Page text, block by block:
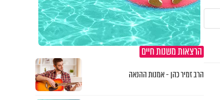
הרצאות משנות חיים
הרב זמיר כהן - אמנות ההנאה